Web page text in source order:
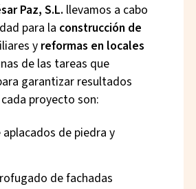
Paz, S.L. llevamos a cabo
para la construcción de
yreformas en locales
de las tareas que
garantizar resultados
proyecto son:
de piedra y
de fachadas